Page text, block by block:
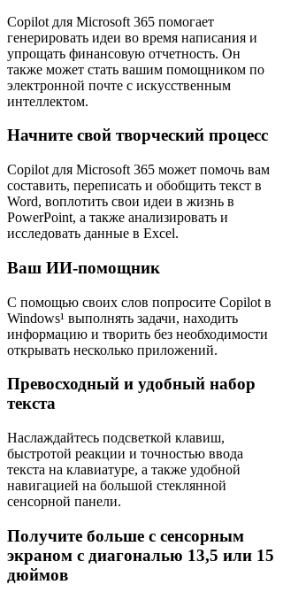
Copilot для Microsoft 365 помогает
генерировать идеи во время написания и
упрощать финансовую отчетность. Он
также может стать вашим помощником по
электронной почте с искусственным
интеллектом.
Начните свой творческий процесс
Copilot для Microsoft 365 может помочь вам
составить, переписать и обобщить текст в
Word, воплотить свои идеи в жизнь в
PowerPoint, а также анализировать и
исследовать данные в Excel.
Ваш ИИ-помощник
С помощью своих слов попросите Copilot в
Windows¹ выполнять задачи, находить
информацию и творить без необходимости
открывать несколько приложений.
Превосходный и удобный набор
текста
Наслаждайтесь подсветкой клавиш,
быстротой реакции и точностью ввода
текста на клавиатуре, а также удобной
навигацией на большой стеклянной
сенсорной панели.
Получите больше с сенсорным
экраном с диагональю 13,5 или 15
дюймов